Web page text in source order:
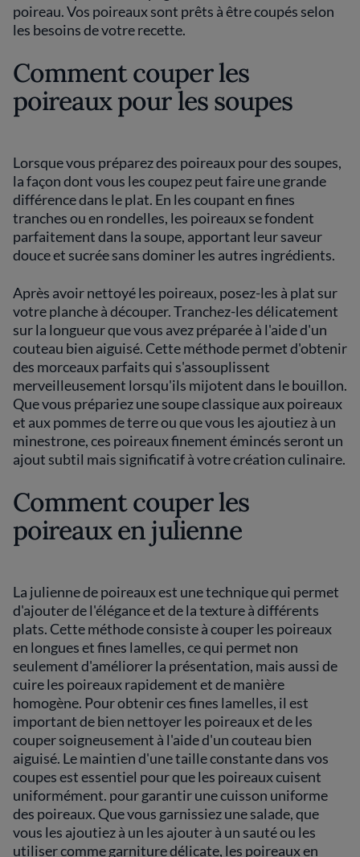
poireau. Vos poireaux sont prêts à être coupés selon
les besoins de votre recette.
Comment couper les
poireaux pour les soupes
Lorsque vous préparez des poireaux pour des soupes,
la façon dont vous les coupez peut faire une grande
différence dans le plat. En les coupant en fines
tranches ou en rondelles, les poireaux se fondent
parfaitement dans la soupe, apportant leur saveur
douce et sucrée sans dominer les autres ingrédients.
Après avoir nettoyé les poireaux, posez-les à plat sur
votre planche à découper. Tranchez-les délicatement
sur la longueur que vous avez préparée à l'aide d'un
couteau bien aiguisé. Cette méthode permet d'obtenir
des morceaux parfaits qui s'assouplissent
merveilleusement lorsqu'ils mijotent dans le bouillon.
Que vous prépariez une soupe classique aux poireaux
et aux pommes de terre ou que vous les ajoutiez à un
minestrone, ces poireaux finement émincés seront un
ajout subtil mais significatif à votre création culinaire.
Comment couper les
poireaux en julienne
La julienne de poireaux est une technique qui permet
d'ajouter de l'élégance et de la texture à différents
plats. Cette méthode consiste à couper les poireaux
en longues et fines lamelles, ce qui permet non
seulement d'améliorer la présentation, mais aussi de
cuire les poireaux rapidement et de manière
homogène. Pour obtenir ces fines lamelles, il est
important de bien nettoyer les poireaux et de les
couper soigneusement à l'aide d'un couteau bien
aiguisé. Le maintien d'une taille constante dans vos
coupes est essentiel pour que les poireaux cuisent
uniformément. pour garantir une cuisson uniforme
des poireaux. Que vous garnissiez une salade, que
vous les ajoutiez à un les ajouter à un sauté ou les
utiliser comme garniture délicate, les poireaux en